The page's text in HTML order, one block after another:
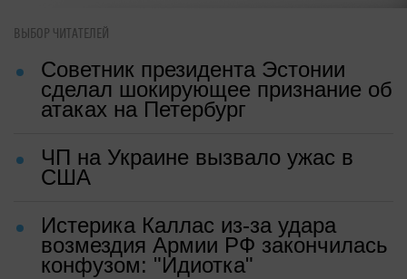
ВЫБОР ЧИТАТЕЛЕЙ
Советник президента Эстонии
сделал шокирующее признание об
атаках на Петербург
ЧП на Украине вызвало ужас в
США
Истерика Каллас из-за удара
возмездия Армии РФ закончилась
конфузом: "Идиотка"